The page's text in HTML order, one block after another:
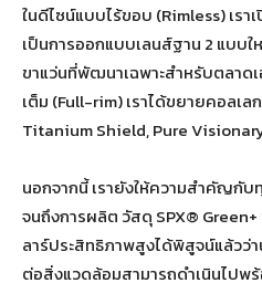
ในดีไซน์แบบไร้ขอบ (Rimless) เร
เป็นการออกแบบเลนส์ฐาน 2 แบบ
ขาแว่นที่พัฒนาเฉพาะสำหรับตลาด
เต็ม (Full-rim) เราได้ขยายคอลเ
Titanium Shield, Pure
นอกจากนี้ เรายังให้ความสำคัญกั
จนถึงการผลิต วัสดุ SPX® Green+
ลาร์ประสิทธิภาพสูงได้พิสูจน์แล้วว่
ต่อสิ่งแวดล้อมสามารถดำเนินไปพ